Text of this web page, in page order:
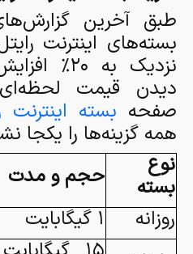
بسته‌های اینترنت
نزدیک به
دیدن قیمت
صفحه بسته اینترنت
همه گزینه‌ها را یکجا
نوع
بسته
حجم و مدت
روزانه
۱ گیگابایت